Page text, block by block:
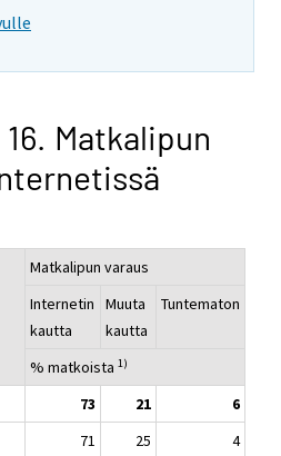
Matkalipun
Matkalipun varaus
Internetin
kautta
Muuta
kautta
Tuntematon
% matkoista 1)
73 21
6
71 25
4